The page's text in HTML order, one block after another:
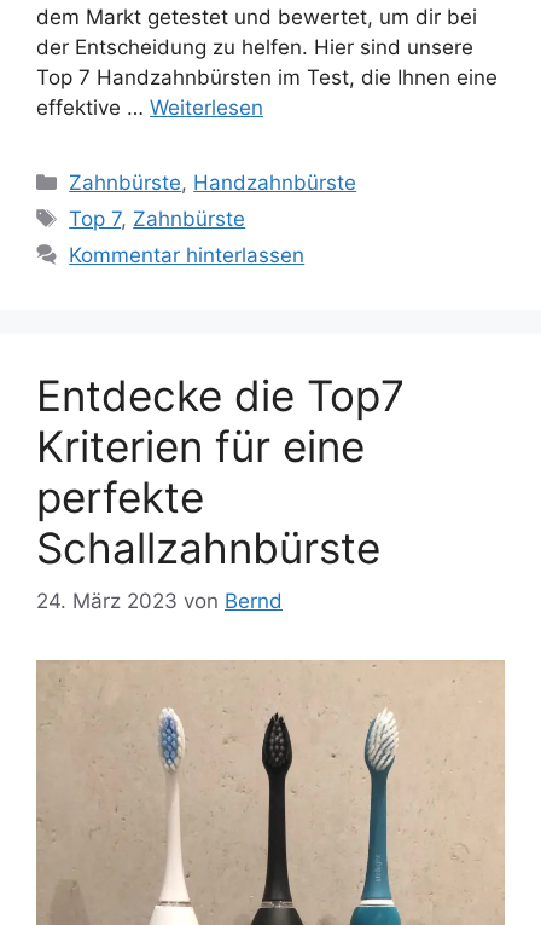
dem Markt getestet und bewertet, um dir bei
der Entscheidung zu helfen. Hier sind unsere
Top 7 Handzahnbürsten im Test, die Ihnen eine
effektive … Weiterlesen
Kategorien
Zahnbürste, Handzahnbürste
Schlagwörter
Top 7, Zahnbürste
Kommentar hinterlassen
Entdecke die Top7
Kriterien für eine
perfekte
Schallzahnbürste
24. März 2023 von Bernd